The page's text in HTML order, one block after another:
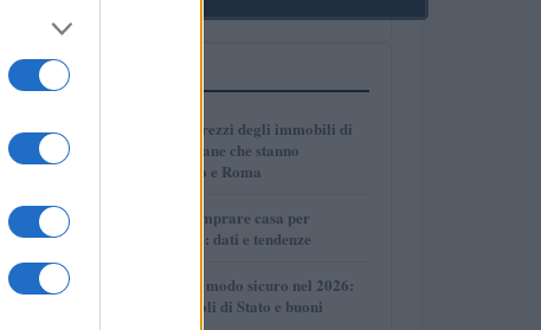
PIÙ LETTI
1
Dove crescono i prezzi degli immobili di
lusso: le città italiane che stanno
superando Milano e Roma
2
Dove conviene comprare casa per
affittarla nel 2026: dati e tendenze
3
Come investire in modo sicuro nel 2026:
conti deposito, titoli di Stato e buoni